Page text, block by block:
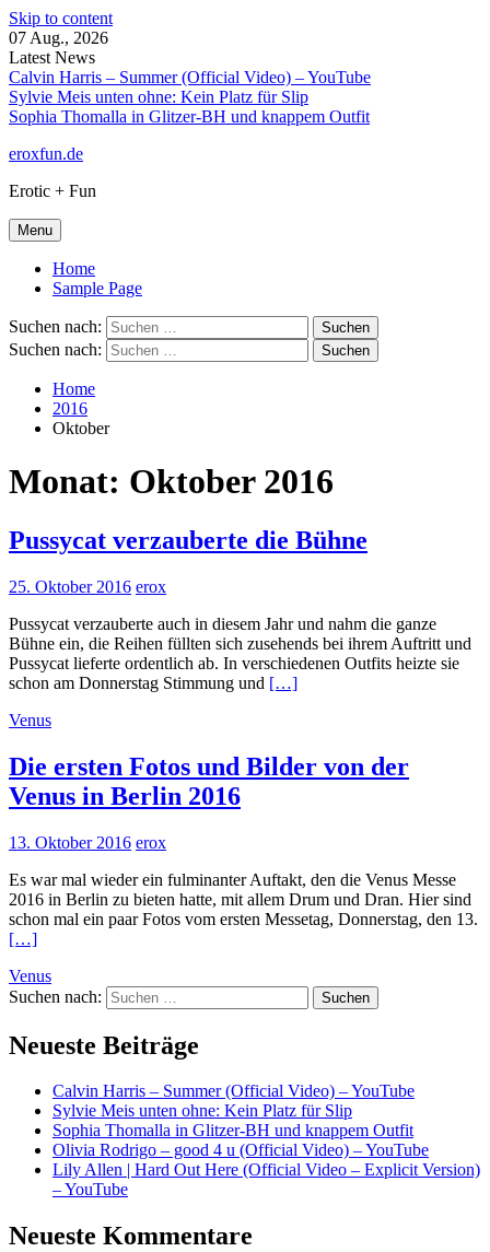
Skip to content
07 Aug., 2026
Latest News
Calvin Harris – Summer (Official Video) – YouTube
Sylvie Meis unten ohne: Kein Platz für Slip
Sophia Thomalla in Glitzer-BH und knappem Outfit
eroxfun.de
Erotic + Fun
Menu
Home
Sample Page
Suchen nach:
Suchen nach:
Home
2016
Oktober
Monat: Oktober 2016
Pussycat verzauberte die Bühne
25. Oktober 2016 erox
Pussycat verzauberte auch in diesem Jahr und nahm die ganze
Bühne ein, die Reihen füllten sich zusehends bei ihrem Auftritt und
Pussycat lieferte ordentlich ab. In verschiedenen Outfits heizte sie
schon am Donnerstag Stimmung und […]
Venus
Die ersten Fotos und Bilder von der
Venus in Berlin 2016
13. Oktober 2016 erox
Es war mal wieder ein fulminanter Auftakt, den die Venus Messe
2016 in Berlin zu bieten hatte, mit allem Drum und Dran. Hier sind
schon mal ein paar Fotos vom ersten Messetag, Donnerstag, den 13.
[…]
Venus
Suchen nach:
Neueste Beiträge
Calvin Harris – Summer (Official Video) – YouTube
Sylvie Meis unten ohne: Kein Platz für Slip
Sophia Thomalla in Glitzer-BH und knappem Outfit
Olivia Rodrigo – good 4 u (Official Video) – YouTube
Lily Allen | Hard Out Here (Official Video – Explicit Version)
– YouTube
Neueste Kommentare